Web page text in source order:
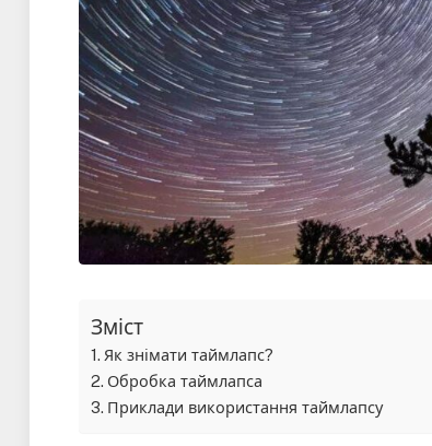
Зміст
Як знімати таймлапс?
Обробка таймлапса
Приклади використання таймлапсу